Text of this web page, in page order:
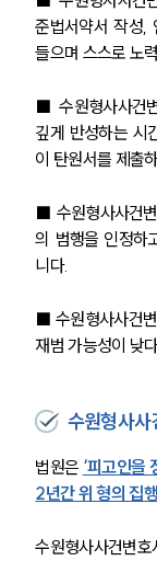
준법서약서 작성,
들으며 스스로 노
■ 수원형사사건
깊게 반성하는 시
이 탄원서를 제출
■ 수원형사사건
의 범행을 인정하
니다.
■ 수원형사사건
재범 가능성이 낮
수원형사사
법원은 ‘피고인을
2년간 위 형의 집
수원형사사건변호